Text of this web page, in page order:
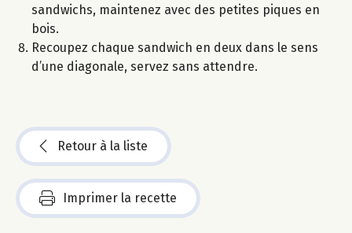
sandwichs, maintenez avec des petites piques en
bois.
Recoupez chaque sandwich en deux dans le sens
d’une diagonale, servez sans attendre.
Retour à la liste
Imprimer la recette